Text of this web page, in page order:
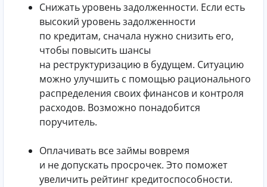
Снижать уровень задолженности. Если есть
высокий уровень задолженности
по кредитам, сначала нужно снизить его,
чтобы повысить шансы
на реструктуризацию в будущем. Ситуацию
можно улучшить с помощью рационального
распределения своих финансов и контроля
расходов. Возможно понадобится
поручитель.
Оплачивать все займы вовремя
и не допускать просрочек. Это поможет
увеличить рейтинг кредитоспособности.